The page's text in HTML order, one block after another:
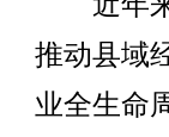
推动县域
业全生命